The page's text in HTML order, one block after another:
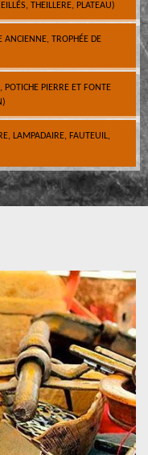
THEILLERE, PLATEAU)
ANCIENNE, TROPHÉE DE
POTICHE PIERRE ET FONTE
LAMPADAIRE, FAUTEUIL,